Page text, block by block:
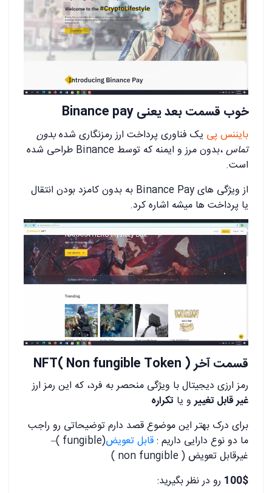
خوب قسمت بعد یعنی Binance pay
بایننس پی یک فناوری پرداخت ارز رمزنگاری شدهبدون
تماس
،بدون مرز و ایمنه که توسط Binance طراحی شده
است.
از ویژگی های Binance Pay به بدون کامزد بودن انتقال
یا پرداخت ها میشه اشاره کرد.
قسمت آخر NFT( Non fungible Token )
رمز ارزی دیجیتال با ویژگی منحصر به فرد، که این رمز ارز
غیر قابل تغییرو یا تکراره
برای درک بهتر این موضوع قصد دارم توضیحاتی رو راجب
ما دو نوع دارایی داریم :قابل تعویض
(fungible )–
غیرقابل تعویض ( non fungible )
100$ رو در نظر بگیرید: